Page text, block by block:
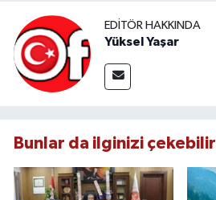
EDITÖR HAKKINDA
Yüksel Yaşar
Bunlar da ilginizi çekebilir